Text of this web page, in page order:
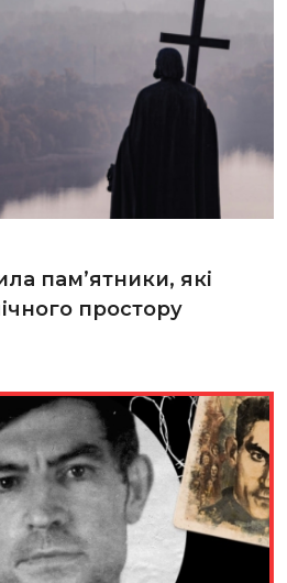
пам’ятники, які
простору